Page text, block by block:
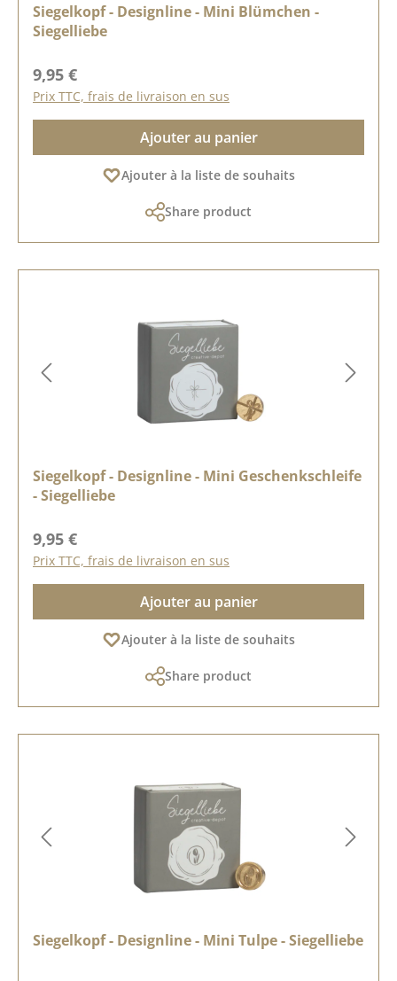
Siegelkopf - Designline - Mini Blümchen -
Siegelliebe
Prix régulier :
9,95 €
Prix TTC, frais de livraison en sus
Ajouter au panier
Ajouter à la liste de souhaits
Share product
Siegelkopf - Designline - Mini Geschenkschleife
- Siegelliebe
Prix régulier :
9,95 €
Prix TTC, frais de livraison en sus
Ajouter au panier
Ajouter à la liste de souhaits
Share product
Siegelkopf - Designline - Mini Tulpe - Siegelliebe